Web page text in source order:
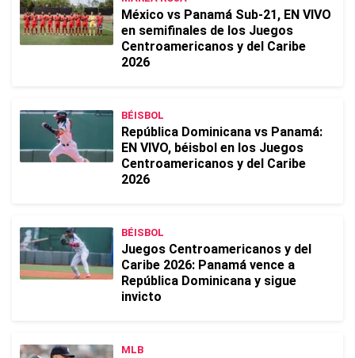
México vs Panamá Sub-21, EN VIVO
en semifinales de los Juegos
Centroamericanos y del Caribe
2026
BÉISBOL
República Dominicana vs Panamá:
EN VIVO, béisbol en los Juegos
Centroamericanos y del Caribe
2026
BÉISBOL
Juegos Centroamericanos y del
Caribe 2026: Panamá vence a
República Dominicana y sigue
invicto
MLB